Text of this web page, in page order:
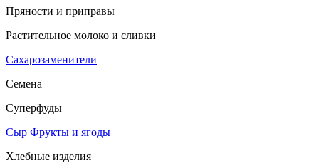
Пряности и приправы
Растительное молоко и сливки
Сахарозаменители
Семена
Суперфуды
Сыр Фрукты и ягоды
Хлебные изделия